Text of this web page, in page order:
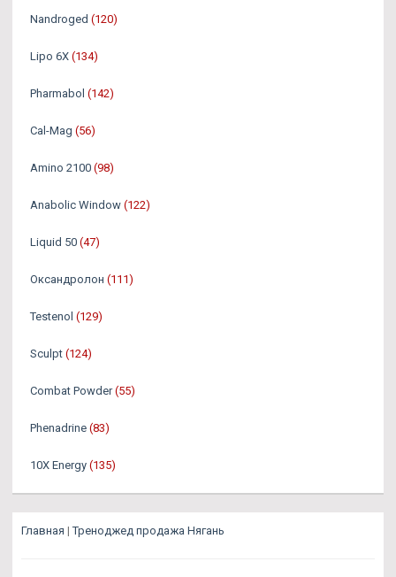
Nandroged (120)
Lipo 6X (134)
Pharmabol (142)
Cal-Mag (56)
Amino 2100 (98)
Anabolic Window (122)
Liquid 50 (47)
Оксандролон (111)
Testenol (129)
Sculpt (124)
Combat Powder (55)
Phenadrine (83)
10X Energy (135)
Главная |Треноджед продажа Нягань